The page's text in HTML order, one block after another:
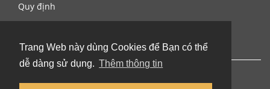
Trang Web này dùng Cookies để Bạn có thể
dễ dàng sử dụng. Thêm thông tin
Quy định